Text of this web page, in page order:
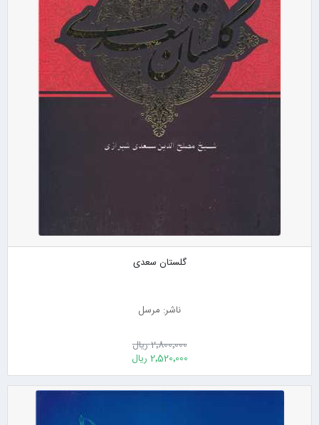
گلستان سعدی
ناشر: مرسل
2٬800٬000 ریال
2٬520٬000 ریال